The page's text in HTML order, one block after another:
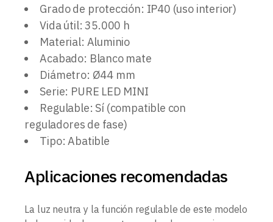
Grado de protección: IP40 (uso interior)
Vida útil: 35.000 h
Material: Aluminio
Acabado: Blanco mate
Diámetro: Ø44 mm
Serie: PURE LED MINI
Regulable: Sí (compatible con
reguladores de fase)
Tipo: Abatible
Aplicaciones recomendadas
La luz neutra y la función regulable de este modelo